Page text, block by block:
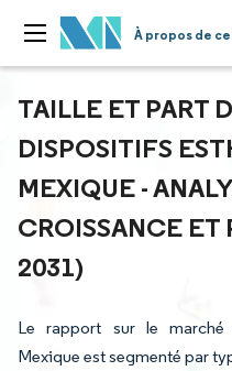
À propos de
TAILLE ET PART
DISPOSITIFS
MEXIQUE -
CROISSANCE ET
2031)
Le rapport sur le marché
Mexique est segmenté par